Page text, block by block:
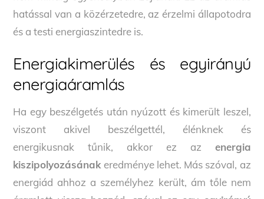
hatással van a közérzetedre, az érzelmi állapotodra
és a testi energiaszintedre is.
Energiakimerülés és egyirányú
energiaáramlás
Ha egy beszélgetés után nyúzott és kimerült leszel,
viszont akivel beszélgettél, élénknek és
energikusnak tűnik, akkor ez az energia
kiszipolyozásának eredménye lehet. Más szóval, az
energiád ahhoz a személyhez került, ám tőle nem